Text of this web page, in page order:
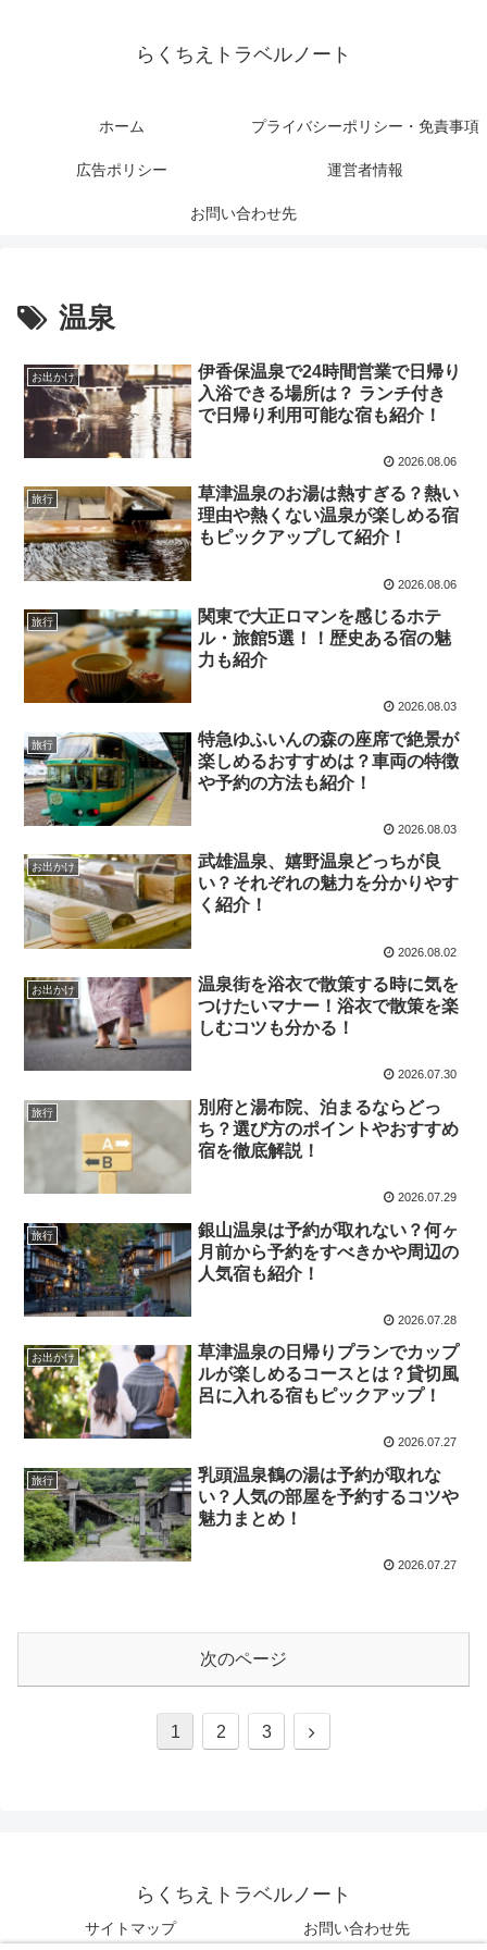
らくちえトラベルノート
ホーム プライバシーポリシー・免責事項
広告ポリシー 運営者情報
お問い合わせ先
温泉
お出かけ
伊香保温泉で24時間営業で日帰り
入浴できる場所は？ ランチ付き
で日帰り利用可能な宿も紹介！
2026.08.06
旅行
草津温泉のお湯は熱すぎる？熱い
理由や熱くない温泉が楽しめる宿
もピックアップして紹介！
2026.08.06
旅行
関東で大正ロマンを感じるホテ
ル・旅館5選！！歴史ある宿の魅
力も紹介
2026.08.03
旅行
特急ゆふいんの森の座席で絶景が
楽しめるおすすめは？車両の特徴
や予約の方法も紹介！
2026.08.03
お出かけ
武雄温泉、嬉野温泉どっちが良
い？それぞれの魅力を分かりやす
く紹介！
2026.08.02
お出かけ
温泉街を浴衣で散策する時に気を
つけたいマナー！浴衣で散策を楽
しむコツも分かる！
2026.07.30
旅行
別府と湯布院、泊まるならどっ
ち？選び方のポイントやおすすめ
宿を徹底解説！
2026.07.29
旅行
銀山温泉は予約が取れない？何ヶ
月前から予約をすべきかや周辺の
人気宿も紹介！
2026.07.28
お出かけ
草津温泉の日帰りプランでカップ
ルが楽しめるコースとは？貸切風
呂に入れる宿もピックアップ！
2026.07.27
旅行
乳頭温泉鶴の湯は予約が取れな
い？人気の部屋を予約するコツや
魅力まとめ！
2026.07.27
次のページ
1 2 3
次
らくちえトラベルノート
サイトマップ お問い合わせ先